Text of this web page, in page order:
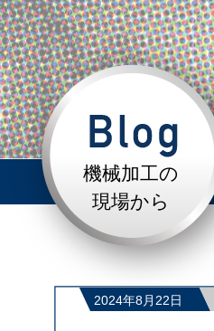
機械加工の
現場から
2024年8月22日